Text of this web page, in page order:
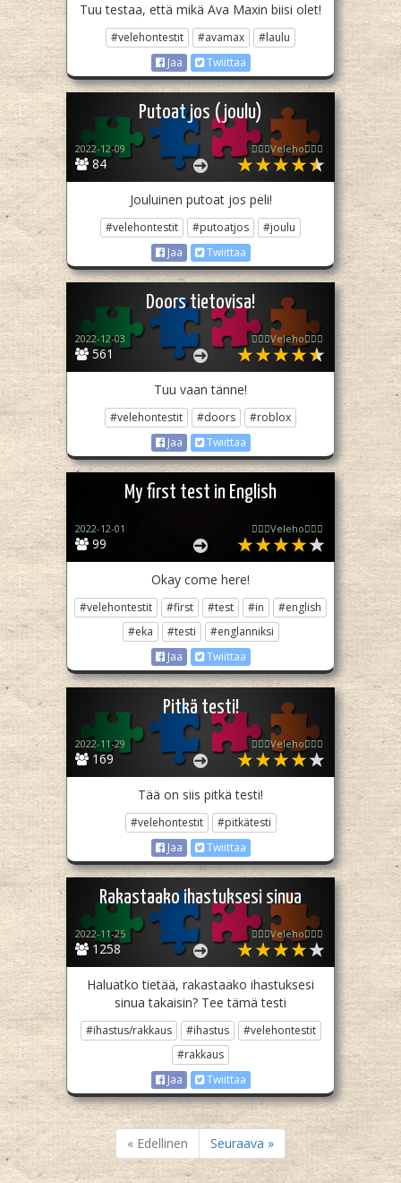
Tuu testaa, että mikä Ava Maxin biisi olet!
#velehontestit #avamax
#laulu
Jaa
Twiittaa
Putoat jos (joulu)
84
2022-12-09 🧙🏻‍♀️Veleho🧙🏻‍♀️
Jouluinen putoat jos peli!
#velehontestit #putoatjos
#joulu
Jaa
Twiittaa
Doors tietovisa!
561
2022-12-03 🧙🏻‍♀️Veleho🧙🏻‍♀️
Tuu vaan tänne!
#velehontestit #doors
#roblox
Jaa
Twiittaa
My first test in English
99
2022-12-01 🧙🏻‍♀️Veleho🧙🏻‍♀️
Okay come here!
#velehontestit #first #test #in
#english
#eka
#testi
#englanniksi
Jaa
Twiittaa
Pitkä testi!
169
2022-11-29 🧙🏻‍♀️Veleho🧙🏻‍♀️
Tää on siis pitkä testi!
#velehontestit
#pitkätesti
Jaa
Twiittaa
Rakastaako ihastuksesi sinua
1258
2022-11-25 🧙🏻‍♀️Veleho🧙🏻‍♀️
Haluatko tietää, rakastaako ihastuksesi
sinua takaisin? Tee tämä testi
#ihastus/rakkaus #ihastus
#velehontestit
#rakkaus
Jaa
Twiittaa
« Edellinen Seuraava »